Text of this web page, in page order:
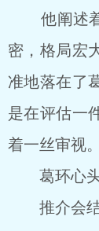
他阐述着
密，格局宏
准地落在了
是在评估一
着一丝审视
葛环心头
推介会结